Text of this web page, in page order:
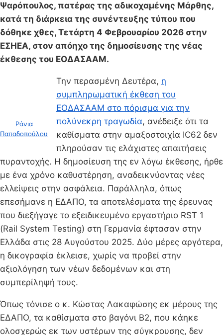
Ψαρόπουλος, πατέρας της αδικοχαμένης Μάρθης,
κατά τη διάρκεια της συνέντευξης τύπου που
δόθηκε χθες, Τετάρτη 4 Φεβρουαρίου 2026 στην
ΕΣΗΕΑ, στον απόηχο της δημοσίευσης της νέας
έκθεσης του ΕΟΔΑΣΑΑΜ.
Ράνια
Παπαδοπούλου
Την περασμένη Δευτέρα, η
συμπληρωματική έκθεση του
ΕΟΔΑΣΑΑΜ στο πόρισμα για την
πολύνεκρη τραγωδία, ανέδειξε ότι τα
καθίσματα στην αμαξοστοιχία ΙC62 δεν
πληρούσαν τις ελάχιστες απαιτήσεις
πυραντοχής. Η δημοσίευση της εν λόγω έκθεσης, ήρθε
με ένα χρόνο καθυστέρηση, αναδεικνύοντας νέες
ελλείψεις στην ασφάλεια. Παράλληλα, όπως
επεσήμανε η ΕΔΑΠΟ, τα αποτελέσματα της έρευνας
που διεξήγαγε το εξειδικευμένο εργαστήριο RST 1
(Rail System Testing) στη Γερμανία έφτασαν στην
Ελλάδα στις 28 Αυγούστου 2025. Δύο μέρες αργότερα,
η δικογραφία έκλεισε, χωρίς να προβεί στην
αξιολόγηση των νέων δεδομένων και στη
συμπερίληψή τους.
Όπως τόνισε ο κ. Κώστας Λακαφώσης εκ μέρους της
ΕΔΑΠΟ, τα καθίσματα στο βαγόνι Β2, που κάηκε
ολοσχερώς εκ των υστέρων της σύγκρουσης, δεν